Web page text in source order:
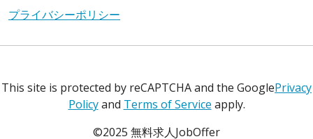
プライバシーポリシー
This site is protected by reCAPTCHA and the GooglePrivacy
Policyand Terms of Service apply.
©2025 無料求人JobOffer